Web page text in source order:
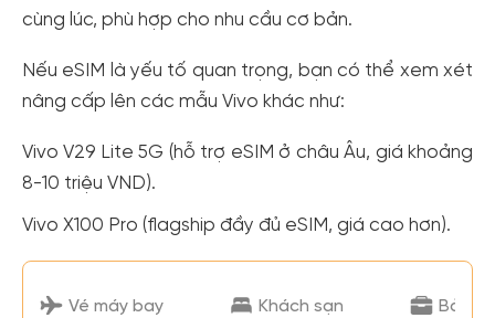
cùng lúc, phù hợp cho nhu cầu cơ bản.
Nếu eSIM là yếu tố quan trọng, bạn có thể xem xét
nâng cấp lên các mẫu Vivo khác như:
Vivo V29 Lite 5G (hỗ trợ eSIM ở châu Âu, giá khoảng
8-10 triệu VND).
Vivo X100 Pro (flagship đầy đủ eSIM, giá cao hơn).